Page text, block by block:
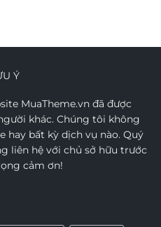
Ý
MuaTheme.vn đã được
khác. Chúng tôi không
hay bất kỳ dịch vụ nào. Quý
liên hệ với chủ sở hữu trước
cảm ơn!